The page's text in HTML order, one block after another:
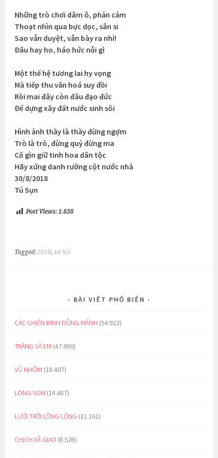
Những trò chơi dâm ô, phản cảm
Thoạt nhìn qua bực dọc, sân si
Sao vẫn duyệt, vẫn bày ra nhỉ!
Đâu hay ho, háo hức nỗi gì
Một thế hệ tương lai hy vọng
Mà tiếp thu văn hoá suy đồi
Rồi mai đây còn đâu đạo đức
Để dựng xây đất nước sinh sôi
Hình ảnh thầy là thầy đừng ngợm
Trò là trò, đừng quỷ đừng ma
Cố gìn giữ tinh hoa dân tộc
Hãy xứng danh rường cột nước nhà
30/8/2018
Tú Sụn
Post Views: 1.638
Tagged:2018,xã hội
BÀI VIẾT PHỔ BIẾN
CÁC CHIẾN BINH DŨNG MÃNH (54.922)
TRĂNG VÀ EM (47.696)
VŨ NHÔM (18.407)
LÒNG SON (14.487)
LƯỚI TRỜI LỒNG LỘNG (11.161)
CHỊCH XÃ GIAO (8.528)